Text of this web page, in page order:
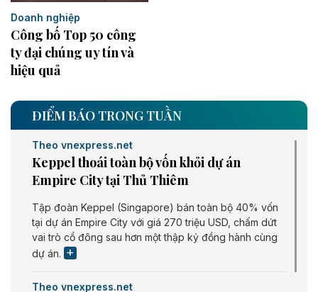
Doanh nghiệp
Công bố Top 50 công
ty đại chúng uy tín và
hiệu quả
ĐIỂM BÁO TRONG TUẦN
Theo vnexpress.net
Keppel thoái toàn bộ vốn khỏi dự án
Empire City tại Thủ Thiêm
Tập đoàn Keppel (Singapore) bán toàn bộ 40% vốn
tại dự án Empire City với giá 270 triệu USD, chấm dứt
vai trò cổ đông sau hơn một thập kỷ đồng hành cùng
dự án.
Theo vnexpress.net